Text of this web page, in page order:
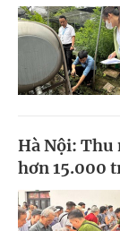
Hà Nội: Thu
hơn 15.000